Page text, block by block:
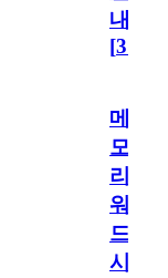
내
[31
메
모
리
워
드
시